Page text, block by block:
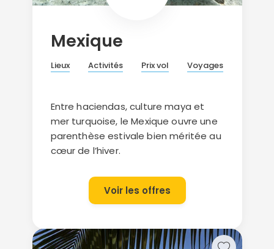
Mexique
Lieux Activités Prix vol Voyages
Entre haciendas, culture maya et
mer turquoise, le Mexique ouvre une
parenthèse estivale bien méritée au
cœur de l’hiver.
Voir les offres